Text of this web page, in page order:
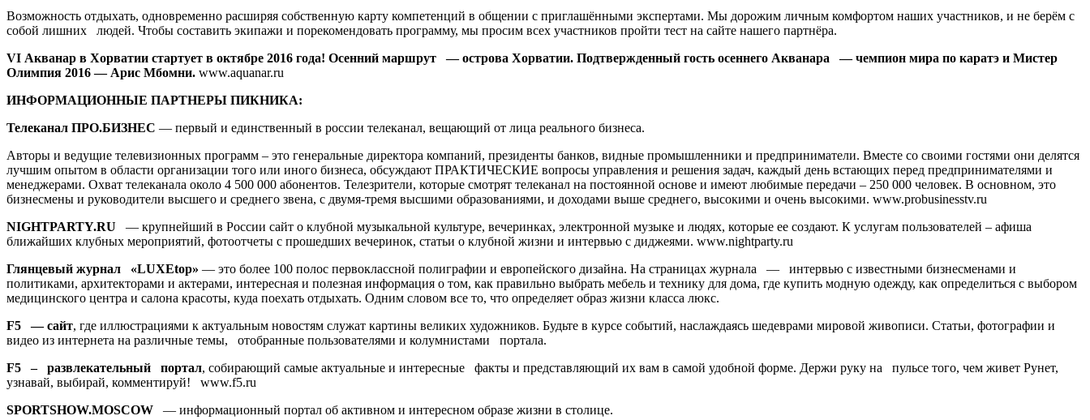
Возможность отдыхать, одновременно расширяя собственную карту компетенций в общении с приглашёнными экспертами. Мы дорожим личным комфортом наших участников, и не берём с
собой лишних людей. Чтобы составить экипажи и порекомендовать программу, мы просим всех участников пройти тест на сайте нашего партнёра.
VI Акванар в Хорватии стартует в октябре 2016 года! Осенний маршрут — острова Хорватии. Подтвержденный гость осеннего Акванара — чемпион мира по каратэ и Мистер
Олимпия 2016 — Арис Мбомни. www.aquanar.ru
ИНФОРМАЦИОННЫЕ ПАРТНЕРЫ ПИКНИКА:
Телеканал ПРО.БИЗНЕС — первый и единственный в россии телеканал, вещающий от лица реального бизнеса.
Авторы и ведущие телевизионных программ – это генеральные директора компаний, президенты банков, видные промышленники и предприниматели. Вместе со своими гостями они делятся
лучшим опытом в области организации того или иного бизнеса, обсуждают ПРАКТИЧЕСКИЕ вопросы управления и решения задач, каждый день встающих перед предпринимателями и
менеджерами. Охват телеканала около 4 500 000 абонентов. Телезрители, которые смотрят телеканал на постоянной основе и имеют любимые передачи – 250 000 человек. В основном, это
бизнесмены и руководители высшего и среднего звена, с двумя-тремя высшими образованиями, и доходами выше среднего, высокими и очень высокими. www.probusinesstv.ru
NIGHTPARTY.RU — крупнейший в России сайт о клубной музыкальной культуре, вечеринках, электронной музыке и людях, которые ее создают. К услугам пользователей – афиша
ближайших клубных мероприятий, фотоотчеты с прошедших вечеринок, статьи о клубной жизни и интервью с диджеями. www.nightparty.ru
Глянцевый журнал «LUXEtop» — это более 100 полос первоклассной полиграфии и европейского дизайна. На страницах журнала — интервью с известными бизнесменами и
политиками, архитекторами и актерами, интересная и полезная информация о том, как правильно выбрать мебель и технику для дома, где купить модную одежду, как определиться с выбором
медицинского центра и салона красоты, куда поехать отдыхать. Одним словом все то, что определяет образ жизни класса люкс.
F5 — сайт, где иллюстрациями к актуальным новостям служат картины великих художников. Будьте в курсе событий, наслаждаясь шедеврами мировой живописи. Статьи, фотографии и
видео из интернета на различные темы, отобранные пользователями и колумнистами портала.
F5 – развлекательный портал, собирающий самые актуальные и интересные факты и представляющий их вам в самой удобной форме. Держи руку на пульсе того, чем живет Рунет,
узнавай, выбирай, комментируй! www.f5.ru
SPORTSHOW.MOSCOW — информационный портал об активном и интересном образе жизни в столице.